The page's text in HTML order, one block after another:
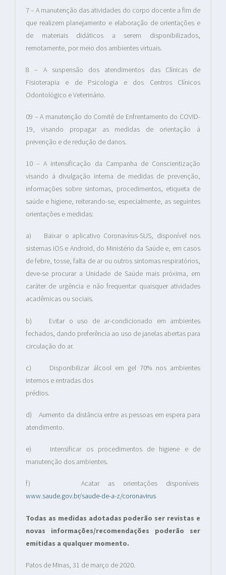
7 – A manutenção das atividades do corpo docente a fim de
que realizem planejamento e elaboração de orientações e
de materiais didáticos a serem disponibilizados,
remotamente, por meio dos ambientes virtuais.
8 – A suspensão dos atendimentos das Clínicas de
Fisioterapia e de Psicologia e dos Centros Clínicos
Odontológico e Veterinário.
09 – A manutenção do Comitê de Enfrentamento do COVID-
19, visando propagar as medidas de orientação à
prevenção e de redução de danos.
10 – A intensificação da Campanha de Conscientização
visando à divulgação interna de medidas de prevenção,
informações sobre sintomas, procedimentos, etiqueta de
saúde e higiene, reiterando-se, especialmente, as seguintes
orientações e medidas:
a) Baixar o aplicativo Coronavírus-SUS, disponível nos
sistemas iOS e Android, do Ministério da Saúde e, em casos
de febre, tosse, falta de ar ou outros sintomas respiratórios,
deve-se procurar a Unidade de Saúde mais próxima, em
caráter de urgência e não frequentar quaisquer atividades
acadêmicas ou sociais.
b) Evitar o uso de ar-condicionado em ambientes
fechados, dando preferência ao uso de janelas abertas para
circulação do ar.
c) Disponibilizar álcool em gel 70% nos ambientes
internos e entradas dos
prédios.
d) Aumento da distância entre as pessoas em espera para
atendimento.
e) Intensificar os procedimentos de higiene e de
manutenção dos ambientes.
f) Acatar as orientações disponíveis
www.saude.gov.br/saude-de-a-z/coronavirus
Todas as medidas adotadas poderão ser revistas e
novas informações/recomendações poderão ser
emitidas a qualquer momento.
Patos de Minas, 31 de março de 2020.